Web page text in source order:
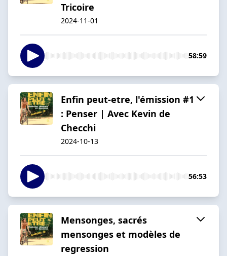
Tricoire
2024-11-01
58:59
Enfin peut-etre, l'émission #1
: Penser | Avec Kevin de
Checchi
2024-10-13
56:53
Mensonges, sacrés
mensonges et modèles de
regression